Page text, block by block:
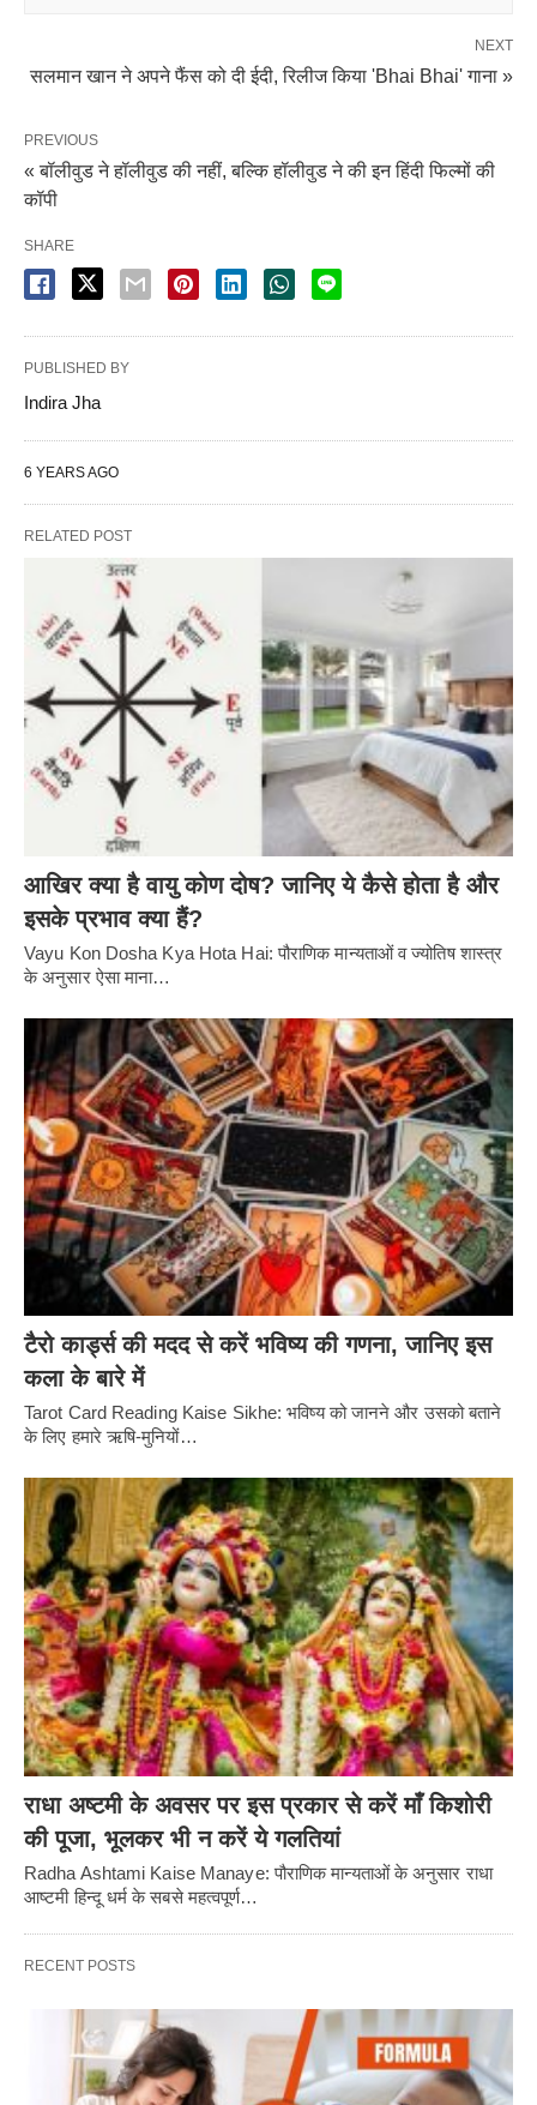
NEXT
सलमान खान ने अपने फैंस को दी ईदी, रिलीज किया 'Bhai Bhai' गाना »
PREVIOUS
« बॉलीवुड ने हॉलीवुड की नहीं, बल्कि हॉलीवुड ने की इन हिंदी फिल्मों की
कॉपी
SHARE
PUBLISHED BY
Indira Jha
6 YEARS AGO
RELATED POST
आखिर क्या है वायु कोण दोष? जानिए ये कैसे होता है और
इसके प्रभाव क्या हैं?
Vayu Kon Dosha Kya Hota Hai: पौराणिक मान्यताओं व ज्योतिष शास्त्र
के अनुसार ऐसा माना…
टैरो कार्ड्स की मदद से करें भविष्य की गणना, जानिए इस
कला के बारे में
Tarot Card Reading Kaise Sikhe: भविष्य को जानने और उसको बताने
के लिए हमारे ऋषि-मुनियों…
राधा अष्टमी के अवसर पर इस प्रकार से करें माँ किशोरी
की पूजा, भूलकर भी न करें ये गलतियां
Radha Ashtami Kaise Manaye: पौराणिक मान्यताओं के अनुसार राधा
आष्टमी हिन्दू धर्म के सबसे महत्वपूर्ण…
RECENT POSTS